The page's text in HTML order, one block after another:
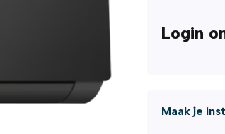
Login
Maak je